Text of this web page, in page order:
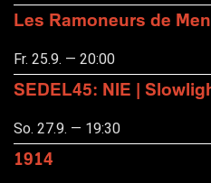
Les Ramoneurs de
Fr. 25.9. — 20:00
SEDEL45: NIE |
So. 27.9. — 19:30
1914